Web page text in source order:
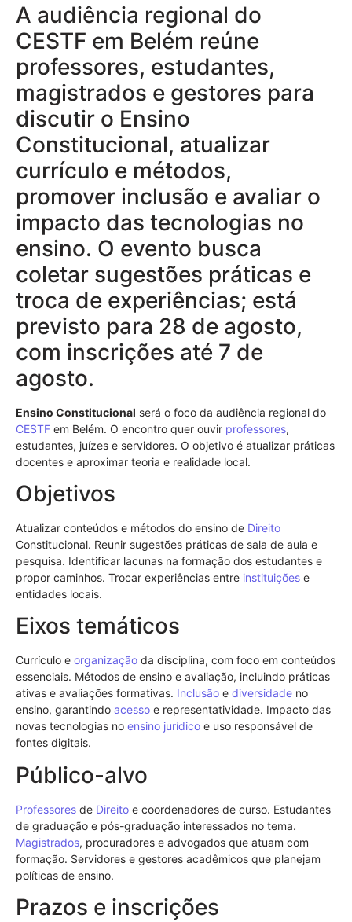
A audiência regional do
CESTF em Belém reúne
professores, estudantes,
magistrados e gestores para
discutir o Ensino
Constitucional, atualizar
currículo e métodos,
promover inclusão e avaliar o
impacto das tecnologias no
ensino. O evento busca
coletar sugestões práticas e
troca de experiências; está
previsto para 28 de agosto,
com inscrições até 7 de
agosto.
Ensino Constitucional será o foco da audiência regional do
CESTF em Belém. O encontro quer ouvir professores,
estudantes, juízes e servidores. O objetivo é atualizar práticas
docentes e aproximar teoria e realidade local.
Objetivos
Atualizar conteúdos e métodos do ensino de Direito
Constitucional. Reunir sugestões práticas de sala de aula e
pesquisa. Identificar lacunas na formação dos estudantes e
propor caminhos. Trocar experiências entre instituições e
entidades locais.
Eixos temáticos
Currículo e organização da disciplina, com foco em conteúdos
essenciais. Métodos de ensino e avaliação, incluindo práticas
ativas e avaliações formativas. Inclusão e diversidade no
ensino, garantindo acesso e representatividade. Impacto das
novas tecnologias no ensino jurídico e uso responsável de
fontes digitais.
Público-alvo
Professores de Direito e coordenadores de curso. Estudantes
de graduação e pós-graduação interessados no tema.
Magistrados, procuradores e advogados que atuam com
formação. Servidores e gestores acadêmicos que planejam
políticas de ensino.
Prazos e inscrições